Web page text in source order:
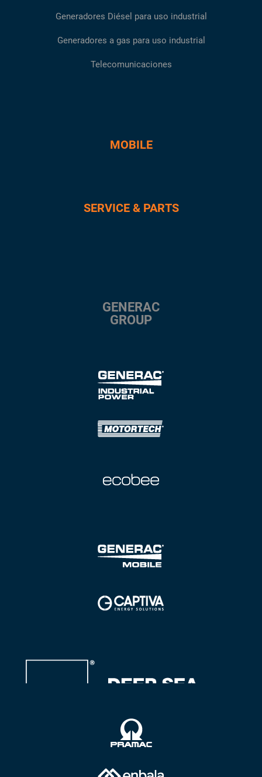
Generadores Diésel para uso industrial
Generadores a gas para uso industrial
Telecomunicaciones
MOBILE
SERVICE & PARTS
GENERAC
GROUP